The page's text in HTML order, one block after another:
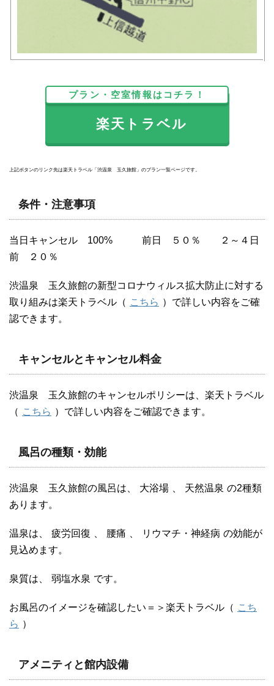
プラン・空室情報はコチラ！
楽天トラベル
上記ボタンのリンク先は楽天トラベル「渋温泉 玉久旅館」のプラン一覧ページです。
条件・注意事項
当日キャンセル 100% 前日 ５０％ ２～４日
前 ２０％
渋温泉 玉久旅館の新型コロナウィルス拡大防止に対する
取り組みは楽天トラベル（ こちら ）で詳しい内容をご確
認できます。
キャンセルとキャンセル料金
渋温泉 玉久旅館のキャンセルポリシーは、楽天トラベル
（ こちら ）で詳しい内容をご確認できます。
風呂の種類・効能
渋温泉 玉久旅館の風呂は、 大浴場 天然温泉 の2種類
あります。
温泉は、 疲労回復 腰痛 リウマチ・神経病 の効能が
見込めます。
泉質は、 弱塩水泉 です。
お風呂のイメージを確認したい＝＞楽天トラベル（ こち
ら ）
アメニティと館内設備